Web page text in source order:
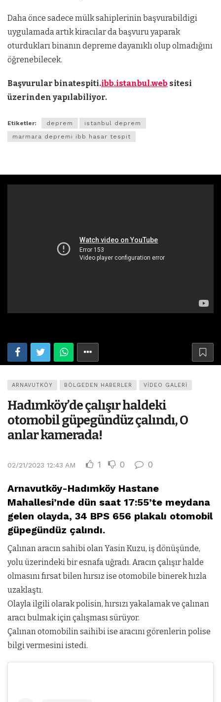
Daha önce sadece mülk sahiplerinin başvurabildigi
uygulamada artık kiracılar da başvuru yaparak
oturdukları binanın depreme dayanıklı olup olmadığını
öğrenebilecek.
Başvurular binatespiti.ibb.istanbul.web sitesi
üzerinden yapılabiliyor.
Etiketler: deprem
istanbul deprem
marmara depremi ibb hasar tespit
ARNAVUTKÖY BÖLGEDEN HABERLER VIDEO GALERI
Hadımköy’de çalışır haldeki
otomobil güpegündüz çalındı, O
anlar kamerada!
02/21/2023 12:43 AM 1 0 0
Arnavutköy-Hadımköy Hastane
Mahallesi’nde dün saat 17:55’te meydana
gelen olayda, 34 BPS 656 plakalı otomobil
güpegündüz çalındı.
Çalınan aracın sahibi olan Yasin Kuzu, iş dönüşünde,
yolu üzerindeki bir esnafa uğradı. Aracın çalışır halde
olmasını fırsat bilen hırsız ise otomobile binerek hızla
uzaklaştı.
Olayla ilgili olarak polisin, hırsızı yakalamak ve çalınan
aracı bulmak için çalışması sürüyor.
Çalınan otomobilin saihibi ise aracını görenlerin polise
bilgi vermesini istedi.